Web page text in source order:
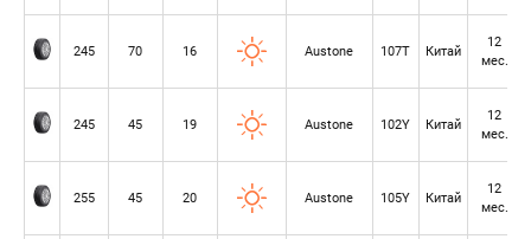
245 70 16 Austone 107T Китай
12
мес.
245 45 19 Austone 102Y Китай
12
мес.
255 45 20 Austone 105Y Китай
12
мес.